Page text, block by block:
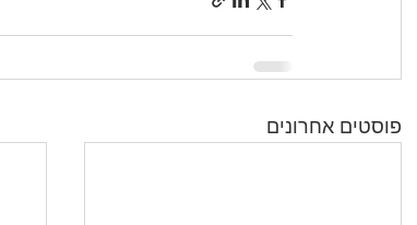
פוסטים אחרונים